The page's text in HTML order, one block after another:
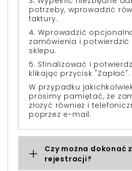
potrzeby, wprowadzić
faktury.
4. Wprowadzić
zamówienia i potwierdzić
sklepu.
5. Sfinalizować i
klikając przycisk "Zapłać".
W przypadku
prosimy pamiętać, że
złożyć również i
poprzez e-mail.
Czy można dokonać
rejestracji?